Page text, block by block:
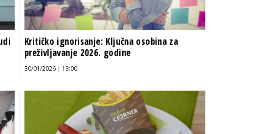
Kritičko ignorisanje: Ključna osobina za
preživljavanje 2026. godine
30/01/2026 | 13:00